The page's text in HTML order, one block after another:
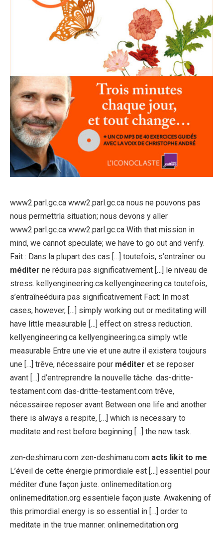
www2.parl.gc.ca www2.parl.gc.ca nous ne pouvons pas
nous permettrla situation; nous devons y aller
www2.parl.gc.ca www2.parl.gc.ca With that mission in
mind, we cannot speculate; we have to go out and verify.
Fait : Dans la plupart des cas […] toutefois, s’entraîner ou
méditer ne réduira pas significativement […] le niveau de
stress. kellyengineering.ca kellyengineering.ca toutefois,
s’entraîneéduira pas significativement Fact: In most
cases, however, […] simply working out or meditating will
have little measurable […] effect on stress reduction.
kellyengineering.ca kellyengineering.ca simply wtle
measurable Entre une vie et une autre il existera toujours
une […] trêve, nécessaire pour méditer et se reposer
avant […] d’entreprendre la nouvelle tâche. das-dritte-
testament.com das-dritte-testament.com trêve,
nécessairee reposer avant Between one life and another
there is always a respite, […] which is necessary to
meditate and rest before beginning […] the new task.
zen-deshimaru.com zen-deshimaru.com acts likit to me.
L’éveil de cette énergie primordiale est […] essentiel pour
méditer d’une façon juste. onlinemeditation.org
onlinemeditation.org essentiele façon juste. Awakening of
this primordial energy is so essential in […] order to
meditate in the true manner. onlinemeditation.org